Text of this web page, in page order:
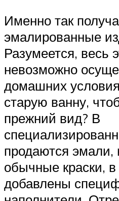
Именно так
эмалированные
Разумеется, весь
невозможно
домашних
старую ванну,
прежний вид? В
продаются эмали,
обычные краски,
добавлены